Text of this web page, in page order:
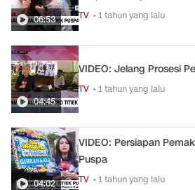
06:53 TV • 1 tahun yang lalu
04:45
VIDEO: Jelang Prosesi
TV • 1 tahun yang lalu
04:02
VIDEO: Persiapan
Puspa
TV • 1 tahun yang lalu